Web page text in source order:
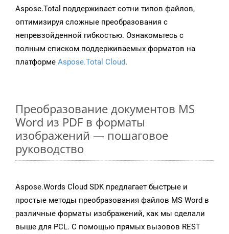
Aspose.Total поддерживает сотни типов файлов,
оптимизируя сложные преобразования с
непревзойденной гибкостью. Ознакомьтесь с
полным списком поддерживаемых форматов на
платформе Aspose.Total Cloud.
Преобразование документов MS
Word из PDF в форматы
изображений — пошаговое
руководство
Aspose.Words Cloud SDK предлагает быстрые и
простые методы преобразования файлов MS Word в
различные форматы изображений, как мы сделали
выше для PCL. С помощью прямых вызовов REST